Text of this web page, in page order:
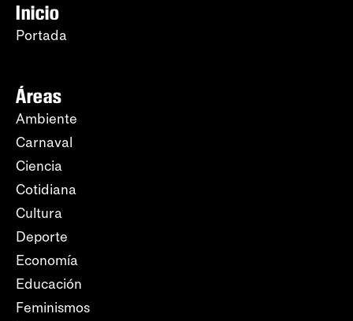
Inicio
Portada
Áreas
Ambiente
Carnaval
Ciencia
Cotidiana
Cultura
Deporte
Economía
Educación
Feminismos